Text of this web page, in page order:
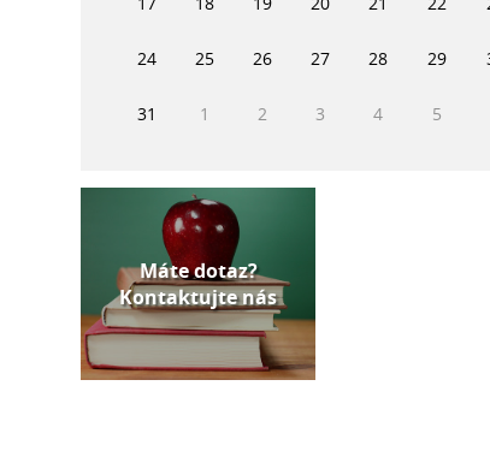
24 25 26 27 28 29
31 1 2 3 4 5
Máte dotaz?
Kontaktujte nás